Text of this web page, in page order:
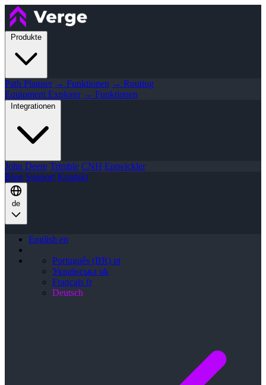
Produkte
Path Planner → Funktionen → Routing
Equipment Explorer → Funktionen
Integrationen
John Deere Trimble CNH Entwickler
Blog Support Kontakt
de
English en
Português (BR) pt
Українська uk
Français fr
Deutsch